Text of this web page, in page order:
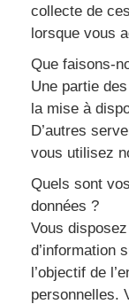
collecte de
lorsque vous
Que faisons-
Une partie
la mise à
D’autres
vous utilisez
Quels sont
données ?
Vous
d’information
l’objectif de
personnelles.